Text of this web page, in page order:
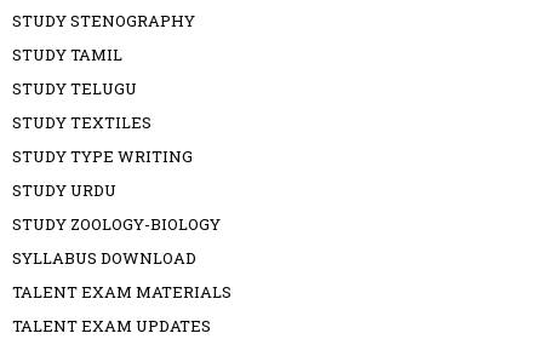
STUDY STENOGRAPHY
STUDY TAMIL
STUDY TELUGU
STUDY TEXTILES
STUDY TYPE WRITING
STUDY URDU
STUDY ZOOLOGY-BIOLOGY
SYLLABUS DOWNLOAD
TALENT EXAM MATERIALS
TALENT EXAM UPDATES